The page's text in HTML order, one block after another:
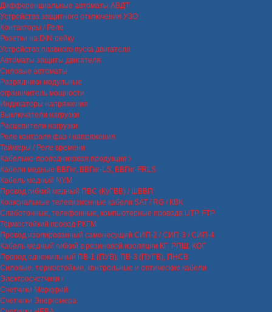
Дифференциальные автоматы АВДТ
Устройства защитного отключения УЗО
Контакторы / Реле
Розетки на DIN-рейку
Устройства плавного пуска двигателя
Автоматы защиты двигателя
Силовые автоматы
Разрядники модульные
ограничитель мощности
Индикаторы напряжения
Выключатели нагрузки
Расцепители нагрузки
Реле контроля фаз / напряжения
Таймеры / Реле времени
Кабельно-проводниковая продукция
Кабели медные ВВГнг, ВВГнг-LS, ВВГнг-FRLS
Кабель медный NYM
Провод гибкий медный ПВС (КуГВВ) / ШВВП
Коаксиальные телевизионные кабели SAT / RG / КВК
Слаботочные, телефонные, компьютерные провода UTP, FTP
Термостойкий провод РКГМ
Провод изолированный самонесущий СИП-2 / СИП-3 / СИП-4
Кабель медный гибкий в резиновой изоляции КГ, РПШ, КОГ
Провод одножильный ПВ-1 (ПУВ), ПВ-3 (ПУГВ), ПНСВ
Силовые, термостойкие, контрольные и оптические кабели
Электросчетчики
Счетчики Меркурий
Счетчики Энергомера